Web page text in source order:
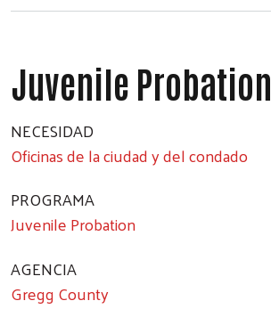
Juvenile Probation
NECESIDAD
Oficinas de la ciudad y del condado
PROGRAMA
Juvenile Probation
AGENCIA
Gregg County